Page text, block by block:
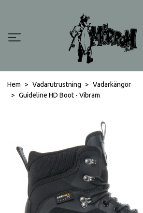
Hem Vadarutrustning
Vadarkängor
Guideline HD Boot - Vibram